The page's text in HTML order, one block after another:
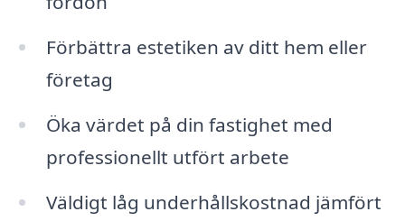
Förbättra estetiken av ditt hem eller
företag
Öka värdet på din fastighet med
professionellt utfört arbete
Väldigt låg underhållskostnad jämfört